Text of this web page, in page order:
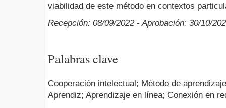
viabilidad de este método en contextos
Recepción: 08/09/2022 - Aprobación: 30/10/
Palabras clave
Cooperación intelectual; Método de
Aprendiz; Aprendizaje en línea; Conexión en